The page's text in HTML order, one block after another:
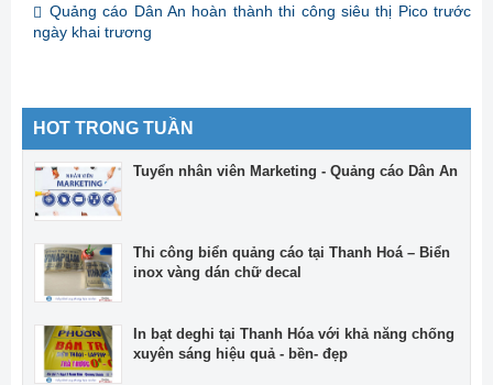
Quảng cáo Dân An hoàn thành thi công siêu thị Pico trước
ngày khai trương
HOT TRONG TUẦN
Tuyển nhân viên Marketing - Quảng cáo Dân An
Thi công biển quảng cáo tại Thanh Hoá – Biển
inox vàng dán chữ decal
In bạt deghi tại Thanh Hóa với khả năng chống
xuyên sáng hiệu quả - bền- đẹp